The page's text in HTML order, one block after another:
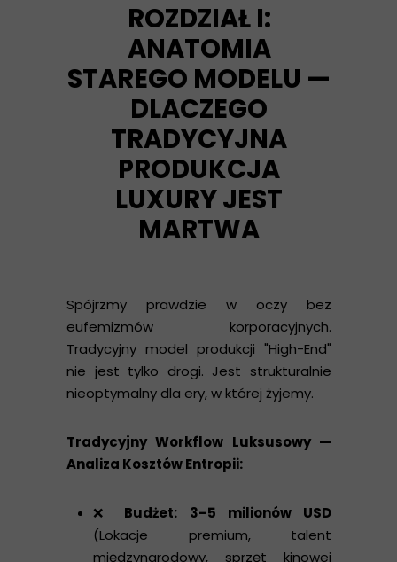
ROZDZIAŁ I:
ANATOMIA
STAREGO MODELU —
DLACZEGO
TRADYCYJNA
PRODUKCJA
LUXURY JEST
MARTWA
Spójrzmy prawdzie w oczy bez
eufemizmów korporacyjnych.
Tradycyjny model produkcji "High-End"
nie jest tylko drogi. Jest strukturalnie
nieoptymalny dla ery, w której żyjemy.
Tradycyjny Workflow Luksusowy —
Analiza Kosztów Entropii:
❌ Budżet: 3–5 milionów USD
(Lokacje premium, talent
międzynarodowy, sprzęt kinowej